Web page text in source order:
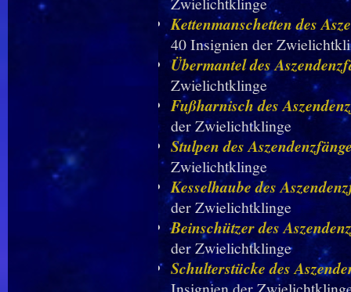
Kettenmanschetten des
40 Insignien der
Übermantel des
Zwielichtklinge
Fußharnisch des
der Zwielichtklinge
Stulpen des
Zwielichtklinge
Kesselhaube des
der Zwielichtklinge
Beinschützer des
der Zwielichtklinge
Schulterstücke des